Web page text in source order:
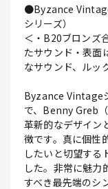
●Byzance
シリーズ）
＜・B20ブロンズ
たサウンド・表面
なサウンド、ルッ
Byzance Vintage
で、Benny Greb
革新的なデザイン
徴です。真に個性
したいと切望する
した。非常に魅力
すべき最先端のシ